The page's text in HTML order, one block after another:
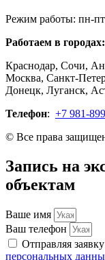
Режим работы: пн-
Работаем в городах:
Краснодар, Сочи,
Москва, Санкт-
Донецк, Луганск,
Телефон: +7 981-
© Все права
Запись на
объектам
Ваше имя
Ваш телефон
Отправляя
персональных